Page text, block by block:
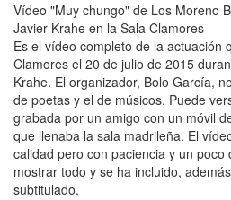
Vídeo "Muy chungo" de Los Moreno
Javier Krahe en la Sala Clamores
Es el vídeo completo de la actuación
Clamores el 20 de julio de 2015
Krahe. El organizador, Bolo García,
de poetas y el de músicos. Puede
grabada por un amigo con un móvil
que llenaba la sala madrileña. El
calidad pero con paciencia y un poco
mostrar todo y se ha incluido,
subtitulado.